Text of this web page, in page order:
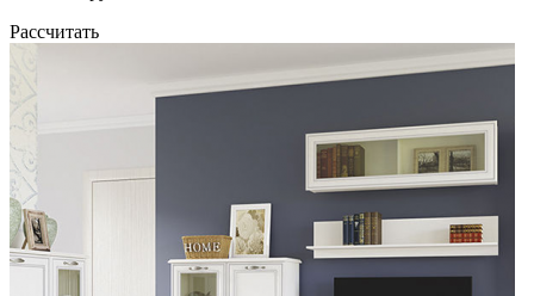
Рассчитать